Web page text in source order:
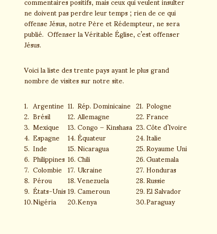
ne doivent pas perdre leur temps ; rien de ce qui
offense Jésus, notre Père et Rédempteur, ne sera
publié. Offenser la Véritable Église, c’est offenser
Jésus.
Voici la liste des trente pays ayant le plus grand
nombre de visites sur notre site.
1. Argentine 11.Rép. Dominicaine 21.Pologne
2. Brésil 12.Allemagne 22.France
3.Mexique 13.Congo – Kinshasa23.Côte d’Ivoire
4.Espagne 14.Équateur 24.Italie
5.Inde 15.Nicaragua 25.Royaume Uni
6.Philippines16.Chili 26.Guatemala
7. Colombie 17.Ukraine 27.Honduras
8.Pérou 18.Venezuela 28.Russie
9.États-Unis19.Cameroun 29.El Salvador
10.Nigéria 20.Kenya 30.Paraguay